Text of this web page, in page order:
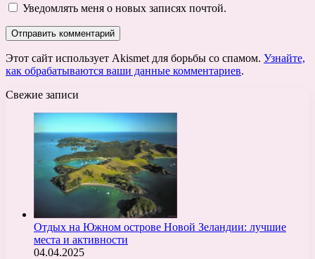
Уведомлять меня о новых записях почтой.
Этот сайт использует Akismet для борьбы со спамом. Узнайте,
как обрабатываются ваши данные комментариев.
Свежие записи
Отдых на Южном острове Новой Зеландии: лучшие
места и активности
04.04.2025